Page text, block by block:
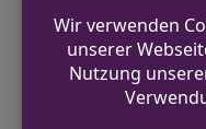
sichergestellt,
näher
Bei der